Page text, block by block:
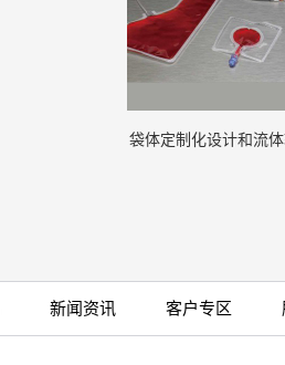
袋体定制化设计和流
新闻资讯 客户专区